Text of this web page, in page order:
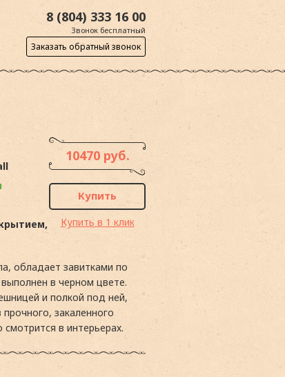
8 (804) 333 16 00
Звонок бесплатный
Заказать обратный звонок
10470 руб.
Купить
Купить в 1 клик
обладает завитками по
в черном цвете.
и полкой под ней,
закаленного
в интерьерах.